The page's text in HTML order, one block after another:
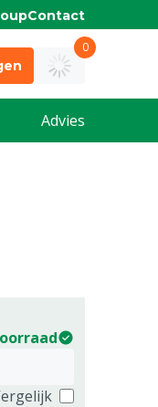
Contact
0
Advies